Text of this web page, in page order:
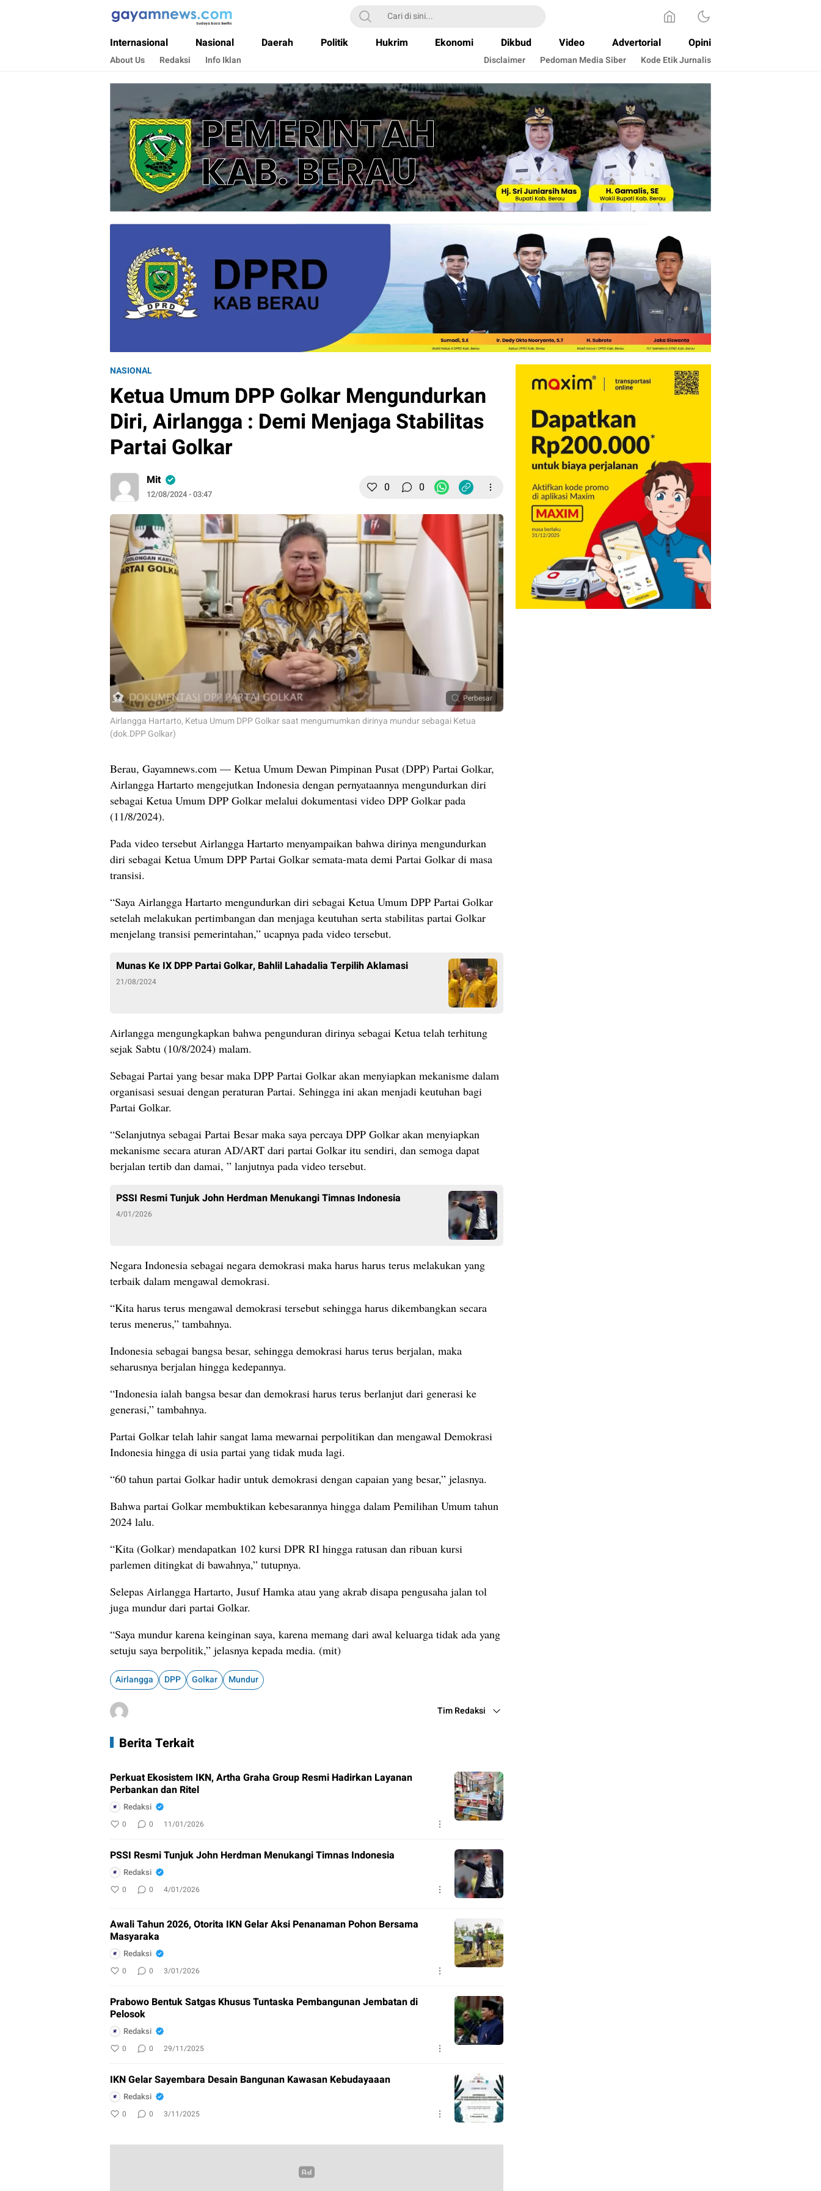
Gayamnews.com
Budaya Baca Berita
Internasional Nasional Daerah Politik Hukrim Ekonomi Dikbud Video Advertorial Opini
About Us Redaksi Info Iklan Disclaimer Pedoman Media Siber Kode Etik Jurnalis
NASIONAL
Ketua Umum DPP Golkar Mengundurkan
Diri, Airlangga : Demi Menjaga Stabilitas
Partai Golkar
Mit
12/08/2024 - 03:47 0 0
Perbesar
Airlangga Hartarto, Ketua Umum DPP Golkar saat mengumumkan dirinya mundur sebagai Ketua
(dok.DPP Golkar)
Berau, Gayamnews.com — Ketua Umum Dewan Pimpinan Pusat (DPP) Partai Golkar,
Airlangga Hartarto mengejutkan Indonesia dengan pernyataannya mengundurkan diri
sebagai Ketua Umum DPP Golkar melalui dokumentasi video DPP Golkar pada
(11/8/2024).
Pada video tersebut Airlangga Hartarto menyampaikan bahwa dirinya mengundurkan
diri sebagai Ketua Umum DPP Partai Golkar semata-mata demi Partai Golkar di masa
transisi.
“Saya Airlangga Hartarto mengundurkan diri sebagai Ketua Umum DPP Partai Golkar
setelah melakukan pertimbangan dan menjaga keutuhan serta stabilitas partai Golkar
menjelang transisi pemerintahan,” ucapnya pada video tersebut.
Munas Ke IX DPP Partai Golkar, Bahlil Lahadalia Terpilih Aklamasi
21/08/2024
Airlangga mengungkapkan bahwa pengunduran dirinya sebagai Ketua telah terhitung
sejak Sabtu (10/8/2024) malam.
Sebagai Partai yang besar maka DPP Partai Golkar akan menyiapkan mekanisme dalam
organisasi sesuai dengan peraturan Partai. Sehingga ini akan menjadi keutuhan bagi
Partai Golkar.
“Selanjutnya sebagai Partai Besar maka saya percaya DPP Golkar akan menyiapkan
mekanisme secara aturan AD/ART dari partai Golkar itu sendiri, dan semoga dapat
berjalan tertib dan damai, ” lanjutnya pada video tersebut.
PSSI Resmi Tunjuk John Herdman Menukangi Timnas Indonesia
4/01/2026
Negara Indonesia sebagai negara demokrasi maka harus harus terus melakukan yang
terbaik dalam mengawal demokrasi.
“Kita harus terus mengawal demokrasi tersebut sehingga harus dikembangkan secara
terus menerus,” tambahnya.
Indonesia sebagai bangsa besar, sehingga demokrasi harus terus berjalan, maka
seharusnya berjalan hingga kedepannya.
“Indonesia ialah bangsa besar dan demokrasi harus terus berlanjut dari generasi ke
generasi,” tambahnya.
Partai Golkar telah lahir sangat lama mewarnai perpolitikan dan mengawal Demokrasi
Indonesia hingga di usia partai yang tidak muda lagi.
“60 tahun partai Golkar hadir untuk demokrasi dengan capaian yang besar,” jelasnya.
Bahwa partai Golkar membuktikan kebesarannya hingga dalam Pemilihan Umum tahun
2024 lalu.
“Kita (Golkar) mendapatkan 102 kursi DPR RI hingga ratusan dan ribuan kursi
parlemen ditingkat di bawahnya,” tutupnya.
Selepas Airlangga Hartarto, Jusuf Hamka atau yang akrab disapa pengusaha jalan tol
juga mundur dari partai Golkar.
“Saya mundur karena keinginan saya, karena memang dari awal keluarga tidak ada yang
setuju saya berpolitik,” jelasnya kepada media. (mit)
Airlangga DPP Golkar Mundur
Tim Redaksi
Berita Terkait
Perkuat Ekosistem IKN, Artha Graha Group Resmi Hadirkan Layanan
Perbankan dan Ritel
Redaksi
0 0 11/01/2026
PSSI Resmi Tunjuk John Herdman Menukangi Timnas Indonesia
Redaksi
0 0 4/01/2026
Awali Tahun 2026, Otorita IKN Gelar Aksi Penanaman Pohon Bersama
Masyaraka
Redaksi
0 0 3/01/2026
Prabowo Bentuk Satgas Khusus Tuntaska Pembangunan Jembatan di
Pelosok
Redaksi
0 0 29/11/2025
IKN Gelar Sayembara Desain Bangunan Kawasan Kebudayaaan
Redaksi
0 0 3/11/2025